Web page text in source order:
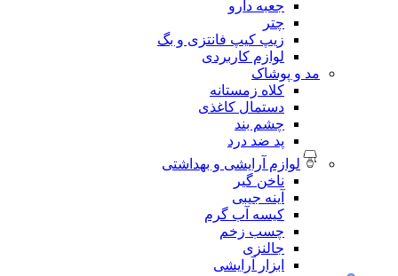
زیپ کیپ فانتزی و بگ
لوازم کاربردی
مد و پوشاک
کلاه زمستانه
دستمال کاغذی
لوازم آرایشی و بهداشتی
کیسه آب گرم
چسب زخم
ابزار آرایشی